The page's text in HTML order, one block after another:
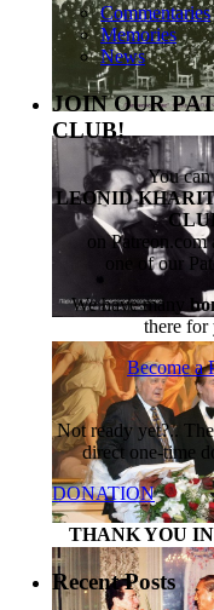
Commentaries
Memories
News
JOIN OUR
CLUB!
You
LEONID
on Patreon.com
one of our
We have many
there for
Become a
Not ready yet?..
direct one-time
DONATION
THANK YOU
Recent Posts